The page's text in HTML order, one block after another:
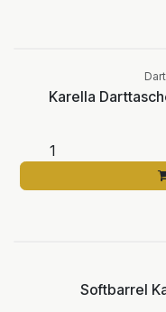
Karella
Softbarrel